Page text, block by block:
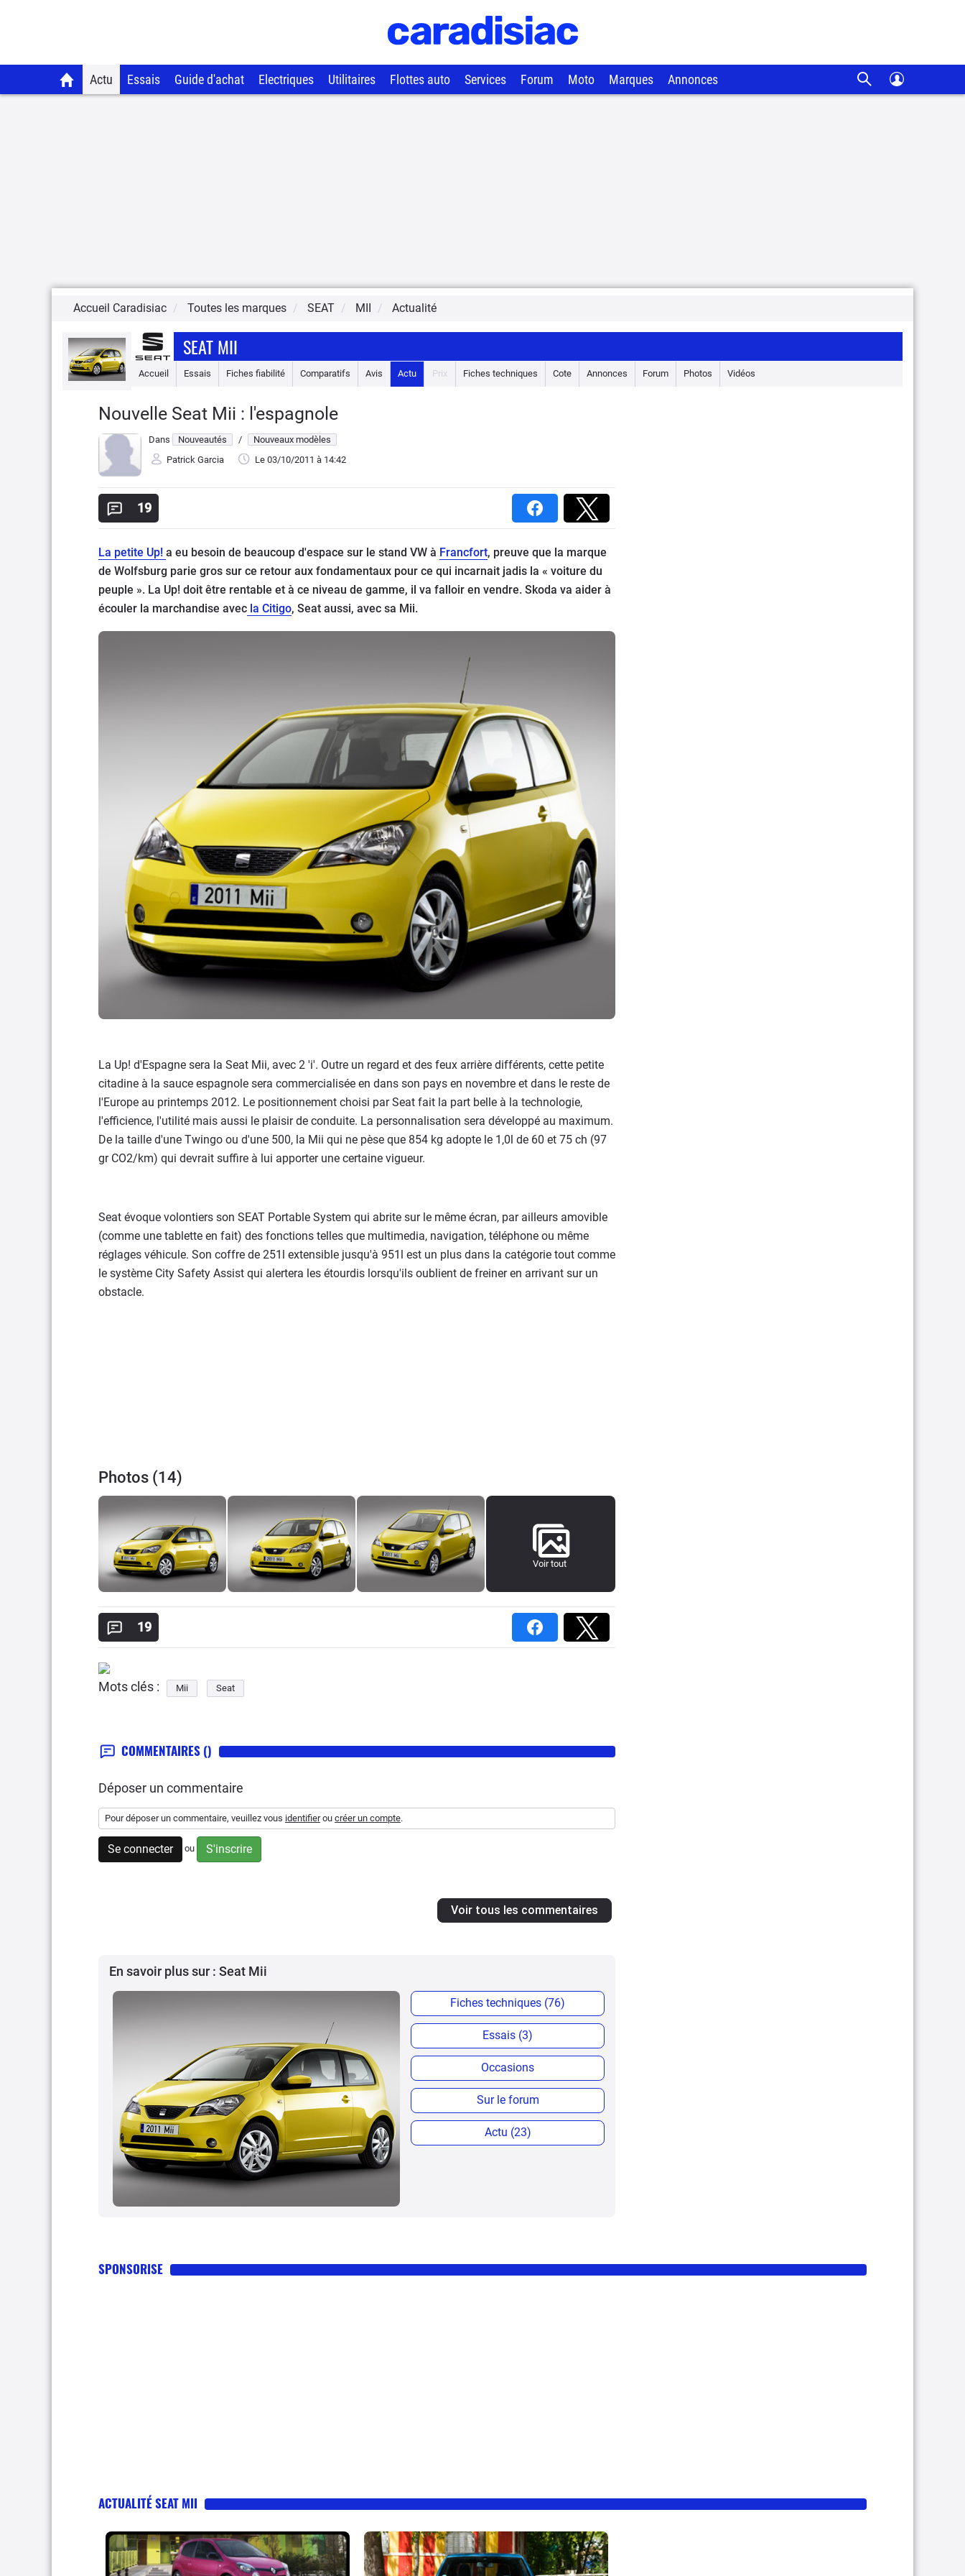
Actu Essais Guide d'achat Electriques Utilitaires Flottes auto Services Forum Moto Marques Annonces
Accueil Caradisiac Toutes les marques SEAT MII Actualité
SEAT MII
Accueil Essais Fiches fiabilité Comparatifs Avis Actu Prix Fiches techniques Cote Annonces Forum Photos Vidéos
Nouvelle Seat Mii : l'espagnole
Dans Nouveautés /
Nouveaux modèles
Patrick Garcia
Le 03/10/2011 à 14:42
19
La petite Up! a eu besoin de beaucoup d'espace sur le stand VW à Francfort, preuve que la marque
de Wolfsburg parie gros sur ce retour aux fondamentaux pour ce qui incarnait jadis la « voiture du
peuple ». La Up! doit être rentable et à ce niveau de gamme, il va falloir en vendre. Skoda va aider à
écouler la marchandise avec la Citigo, Seat aussi, avec sa Mii.
La Up! d'Espagne sera la Seat Mii, avec 2 'i'. Outre un regard et des feux arrière différents, cette petite
citadine à la sauce espagnole sera commercialisée en dans son pays en novembre et dans le reste de
l'Europe au printemps 2012. Le positionnement choisi par Seat fait la part belle à la technologie,
l'efficience, l'utilité mais aussi le plaisir de conduite. La personnalisation sera développé au maximum.
De la taille d'une Twingo ou d'une 500, la Mii qui ne pèse que 854 kg adopte le 1,0l de 60 et 75 ch (97
gr CO2/km) qui devrait suffire à lui apporter une certaine vigueur.
Seat évoque volontiers son SEAT Portable System qui abrite sur le même écran, par ailleurs amovible
(comme une tablette en fait) des fonctions telles que multimedia, navigation, téléphone ou même
réglages véhicule. Son coffre de 251l extensible jusqu'à 951l est un plus dans la catégorie tout comme
le système City Safety Assist qui alertera les étourdis lorsqu'ils oublient de freiner en arrivant sur un
obstacle.
Photos (14)
Voir tout
19
Mots clés : Mii Seat
COMMENTAIRES ()
Déposer un commentaire
Pour déposer un commentaire, veuillez vous identifierou créer un compte.
Se connecter ou S'inscrire
Voir tous les commentaires
En savoir plus sur : Seat Mii
Fiches techniques (76)
Essais (3)
Occasions
Sur le forum
Actu (23)
SPONSORISE
ACTUALITÉ SEAT MII